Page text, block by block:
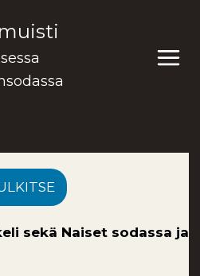
sekä Naiset sodassa ja